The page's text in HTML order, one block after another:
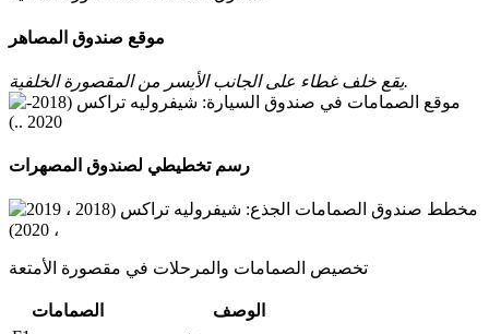
موقع صندوق المصاهر
يقع خلف غطاء على الجانب الأيسر من المقصورة الخلفية.
رسم تخطيطي لصندوق المصهرات
تخصيص الصمامات والمرحلات في مقصورة الأمتعة
الصمامات
الوصف